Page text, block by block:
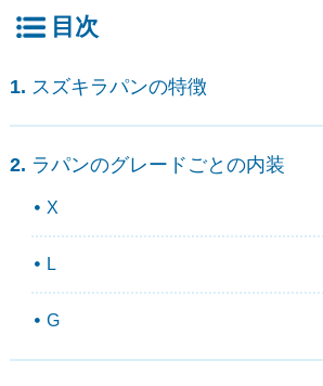
目次
スズキラパンの特徴
ラパンのグレードごとの内装
X
L
G